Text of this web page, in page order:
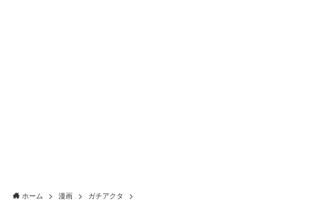
ホーム 漫画 ガチアクタ